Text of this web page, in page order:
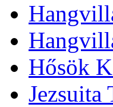
Hősök
Jezsuita